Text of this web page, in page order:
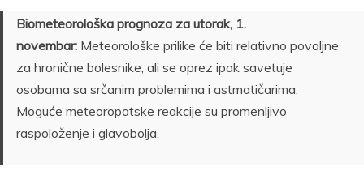
Biometeorološka prognoza za utorak, 1.
novembar: Meteorološke prilike će biti relativno povoljne
za hronične bolesnike, ali se oprez ipak savetuje
osobama sa srčanim problemima i astmatičarima.
Moguće meteoropatske reakcije su promenljivo
raspoloženje i glavobolja.